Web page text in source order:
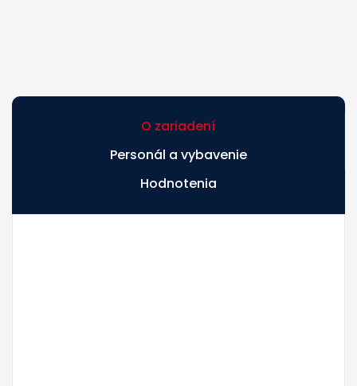
O zariadení
Personál a vybavenie
Hodnotenia